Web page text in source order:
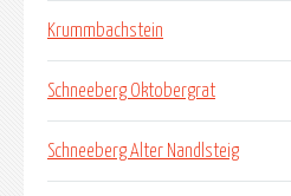
Krummbachstein
Schneeberg Oktobergrat
Schneeberg Alter Nandlsteig